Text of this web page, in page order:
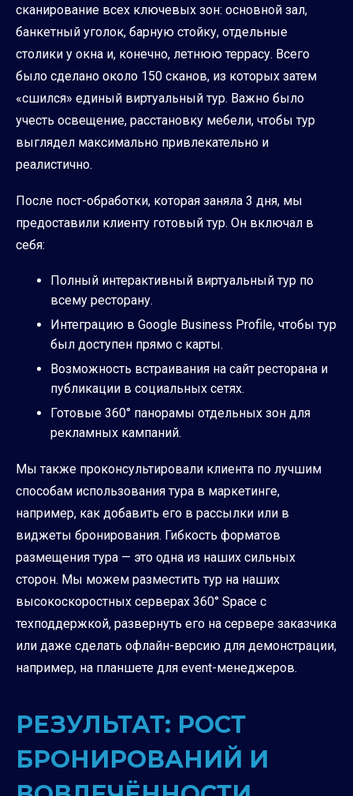
сканирование всех ключевых зон: основной зал,
банкетный уголок, барную стойку, отдельные
столики у окна и, конечно, летнюю террасу. Всего
было сделано около 150 сканов, из которых затем
«сшился» единый виртуальный тур. Важно было
учесть освещение, расстановку мебели, чтобы тур
выглядел максимально привлекательно и
реалистично.
После пост-обработки, которая заняла 3 дня, мы
предоставили клиенту готовый тур. Он включал в
себя:
Полный интерактивный виртуальный тур по
всему ресторану.
Интеграцию в Google Business Profile, чтобы тур
был доступен прямо с карты.
Возможность встраивания на сайт ресторана и
публикации в социальных сетях.
Готовые 360° панорамы отдельных зон для
рекламных кампаний.
Мы также проконсультировали клиента по лучшим
способам использования тура в маркетинге,
например, как добавить его в рассылки или в
виджеты бронирования. Гибкость форматов
размещения тура — это одна из наших сильных
сторон. Мы можем разместить тур на наших
высокоскоростных серверах 360° Space с
техподдержкой, развернуть его на сервере заказчика
или даже сделать офлайн-версию для демонстрации,
например, на планшете для event-менеджеров.
РЕЗУЛЬТАТ: РОСТ
БРОНИРОВАНИЙ И